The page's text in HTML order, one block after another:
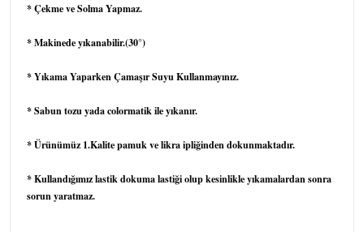
* Çekme ve Solma Yapmaz.
* Makinede yıkanabilir.(30°)
* Yıkama Yaparken Çamaşır Suyu Kullanmayınız.
* Sabun tozu yada colormatik ile yıkanır.
* Ürünümüz 1.Kalite pamuk ve likra ipliğinden dokunmaktadır.
* Kullandığımız lastik dokuma lastiği olup kesinlikle yıkamalardan sonra
sorun yaratmaz.